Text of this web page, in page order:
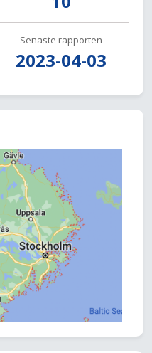
Senaste rapporten
2023-04-03